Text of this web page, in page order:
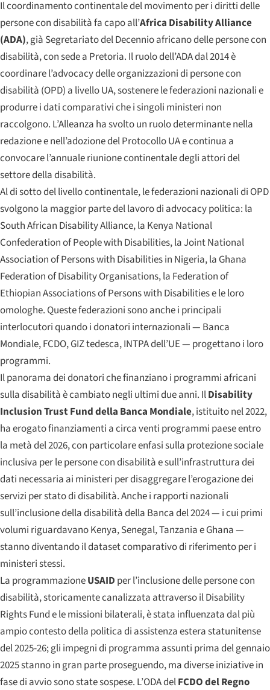
Il coordinamento continentale del movimento per i diritti delle
persone con disabilità fa capo all’Africa Disability Alliance
(ADA), già Segretariato del Decennio africano delle persone con
disabilità, con sede a Pretoria. Il ruolo dell’ADA dal 2014 è
coordinare l’advocacy delle organizzazioni di persone con
disabilità (OPD) a livello UA, sostenere le federazioni nazionali e
produrre i dati comparativi che i singoli ministeri non
raccolgono. L’Alleanza ha svolto un ruolo determinante nella
redazione e nell’adozione del Protocollo UA e continua a
convocare l’annuale riunione continentale degli attori del
settore della disabilità.
Al di sotto del livello continentale, le federazioni nazionali di OPD
svolgono la maggior parte del lavoro di advocacy politica: la
South African Disability Alliance, la Kenya National
Confederation of People with Disabilities, la Joint National
Association of Persons with Disabilities in Nigeria, la Ghana
Federation of Disability Organisations, la Federation of
Ethiopian Associations of Persons with Disabilities e le loro
omologhe. Queste federazioni sono anche i principali
interlocutori quando i donatori internazionali — Banca
Mondiale, FCDO, GIZ tedesca, INTPA dell’UE — progettano i loro
programmi.
Il panorama dei donatori che finanziano i programmi africani
sulla disabilità è cambiato negli ultimi due anni. IlDisability
Inclusion Trust Fund della Banca Mondiale, istituito nel 2022,
ha erogato finanziamenti a circa venti programmi paese entro
la metà del 2026, con particolare enfasi sulla protezione sociale
inclusiva per le persone con disabilità e sull’infrastruttura dei
dati necessaria ai ministeri per disaggregare l’erogazione dei
servizi per stato di disabilità. Anche i rapporti nazionali
sull’inclusione della disabilità della Banca del 2024 — i cui primi
volumi riguardavano Kenya, Senegal, Tanzania e Ghana —
stanno diventando il dataset comparativo di riferimento per i
ministeri stessi.
La programmazioneUSAID per l’inclusione delle persone con
disabilità, storicamente canalizzata attraverso il Disability
Rights Fund e le missioni bilaterali, è stata influenzata dal più
ampio contesto della politica di assistenza estera statunitense
del 2025-26; gli impegni di programma assunti prima del gennaio
2025 stanno in gran parte proseguendo, ma diverse iniziative in
fase di avvio sono state sospese. L’ODA delFCDO del Regno